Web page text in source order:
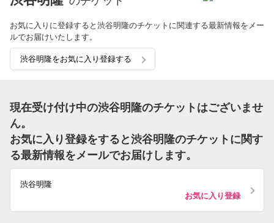
お気に入りに登録すると渋谷明隆のチケットに関連する最新情報をメー
ルでお届けいたします。
渋谷明隆をお気に入り登録する
現在受け付け中の渋谷明隆のチケットはございませ
ん。
お気に入り登録をすると渋谷明隆のチケットに関す
る最新情報をメールでお届けします。
渋谷明隆
お気に入り登録